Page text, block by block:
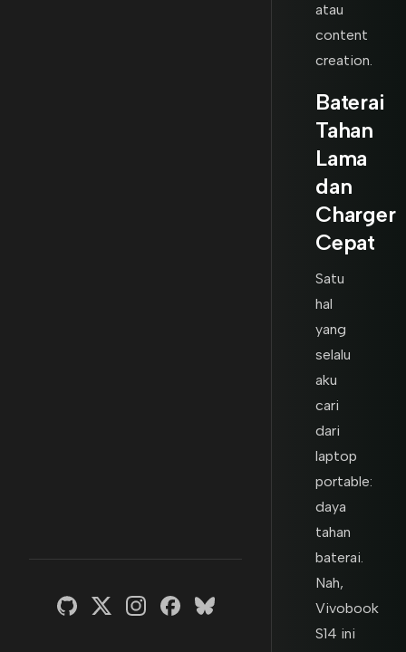
atau
content
creation.
Baterai
Tahan
Lama
dan
Charger
Cepat
Satu
hal
yang
selalu
aku
cari
dari
laptop
portable:
daya
tahan
baterai.
Nah,
Vivobook
S14 ini